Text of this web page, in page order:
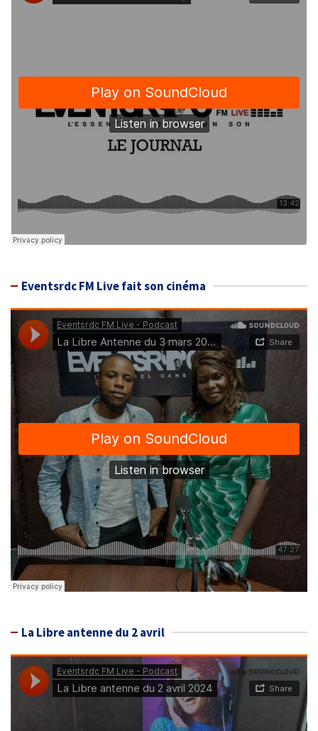
Eventsrdc FM Live fait son cinéma
La Libre antenne du 2 avril